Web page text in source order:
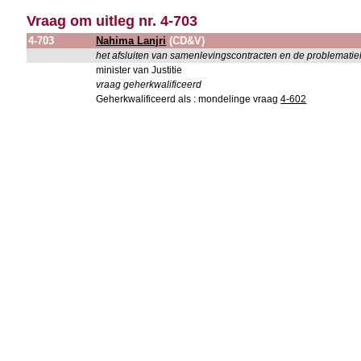
Vraag om uitleg nr. 4-703
4-703 Nahima Lanjri (CD&V)
het afsluiten van samenlevingscontracten en de
minister van Justitie
vraag geherkwalificeerd
Geherkwalificeerd als : mondelinge vraag4-602